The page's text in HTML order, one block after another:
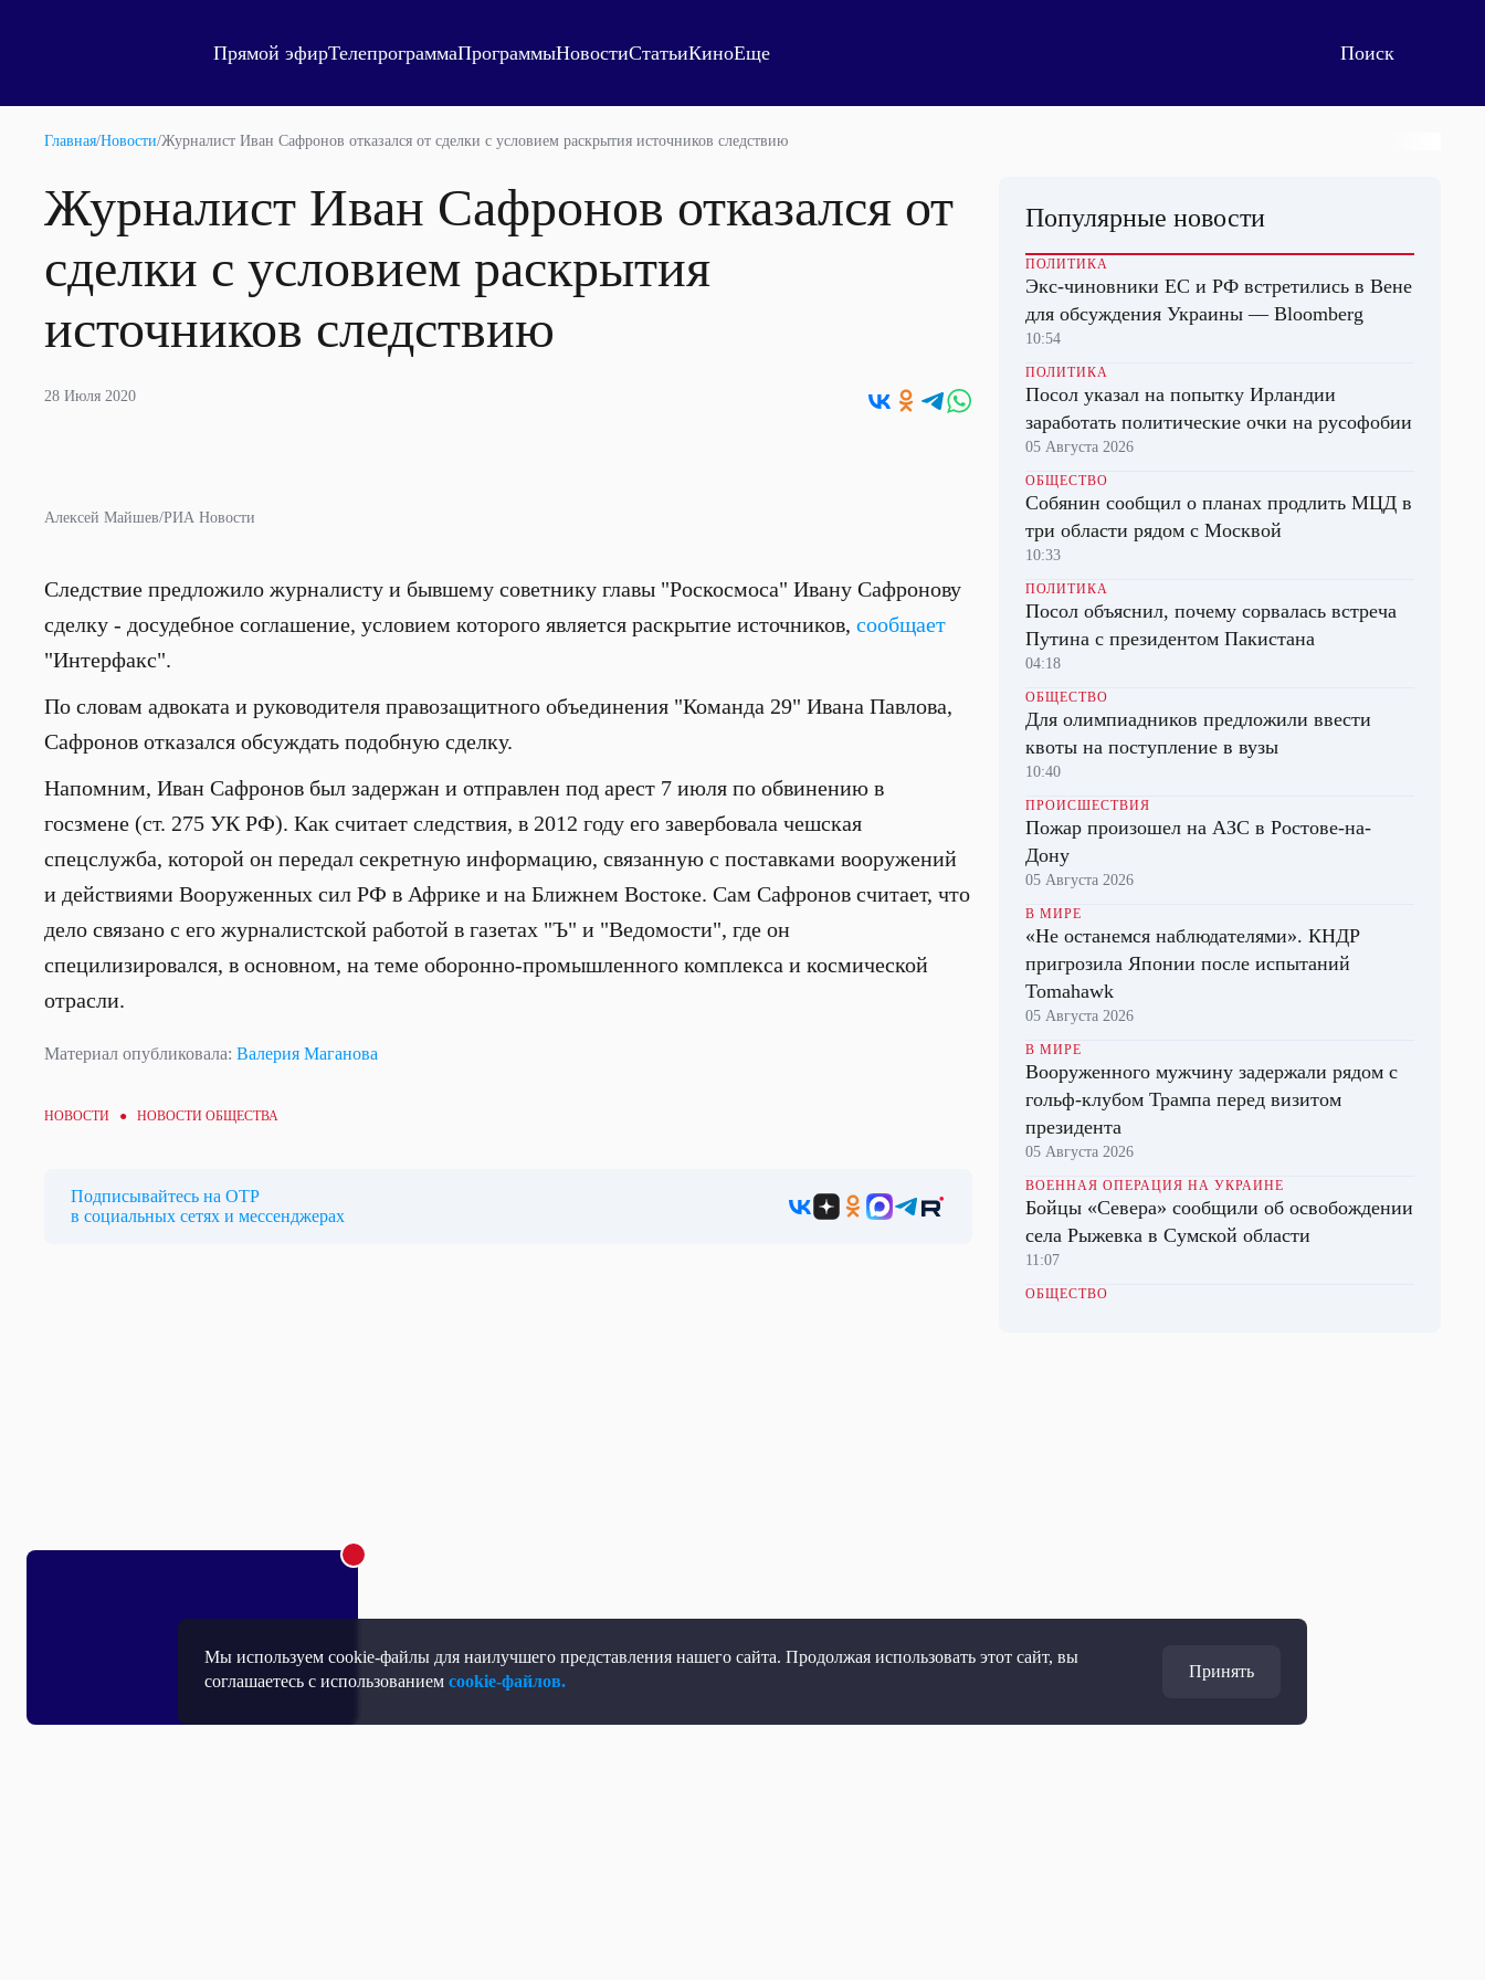
Мы используем cookie-файлы для наилучшего представления нашего сайта. Продолжая использовать этот сайт, вы
соглашаетесь с использованиемcookie-файлов.
Принять
Прямой эфирТелепрограммаПрограммыНовостиСтатьиКиноЕще
Главная/Новости/Журналист Иван Сафронов отказался от сделки с условием раскрытия источников следствию
Журналист Иван Сафронов отказался от
сделки с условием раскрытия
источников следствию
28 Июля 2020
Алексей Майшев/РИА Новости
Следствие предложило журналисту и бывшему советнику главы "Роскосмоса" Ивану Сафронову
сделку - досудебное соглашение, условием которого является раскрытие источников, сообщает
"Интерфакс".
По словам адвоката и руководителя правозащитного объединения "Команда 29" Ивана Павлова,
Сафронов отказался обсуждать подобную сделку.
Напомним, Иван Сафронов был задержан и отправлен под арест 7 июля по обвинению в
госзмене (ст. 275 УК РФ). Как считает следствия, в 2012 году его завербовала чешская
спецслужба, которой он передал секретную информацию, связанную с поставками вооружений
и действиями Вооруженных сил РФ в Африке и на Ближнем Востоке. Сам Сафронов считает, что
дело связано с его журналистской работой в газетах "Ъ" и "Ведомости", где он
специлизировался, в основном, на теме оборонно-промышленного комплекса и космической
отрасли.
Материал опубликовала: Валерия Маганова
НОВОСТИ ● НОВОСТИ ОБЩЕСТВА
Подписывайтесь на ОТР
в социальных сетях и мессенджерах
Популярные новости
ПОЛИТИКА
Экс-чиновники ЕС и РФ встретились в Вене
для обсуждения Украины — Bloomberg
10:54
ПОЛИТИКА
Посол указал на попытку Ирландии
заработать политические очки на русофобии
05 Августа 2026
ОБЩЕСТВО
Собянин сообщил о планах продлить МЦД в
три области рядом с Москвой
10:33
ПОЛИТИКА
Посол объяснил, почему сорвалась встреча
Путина с президентом Пакистана
04:18
ОБЩЕСТВО
Для олимпиадников предложили ввести
квоты на поступление в вузы
10:40
ПРОИСШЕСТВИЯ
Пожар произошел на АЗС в Ростове-на-
Дону
05 Августа 2026
В МИРЕ
«Не останемся наблюдателями». КНДР
пригрозила Японии после испытаний
Tomahawk
05 Августа 2026
В МИРЕ
Вооруженного мужчину задержали рядом с
гольф-клубом Трампа перед визитом
президента
05 Августа 2026
ВОЕННАЯ ОПЕРАЦИЯ НА УКРАИНЕ
Бойцы «Севера» сообщили об освобождении
села Рыжевка в Сумской области
11:07
ОБЩЕСТВО